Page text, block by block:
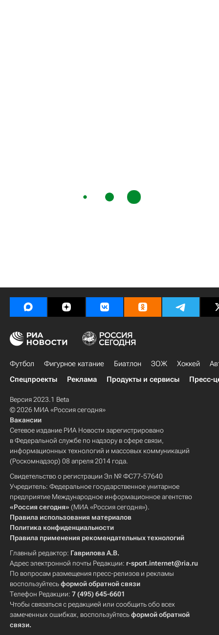
Футбол Фигурное катание Биатлон ЗОЖ Хоккей
Спецпроекты
Реклама Продукты и сервисы Пресс-
Версия 2023.1 Beta
© 2026 МИА «Россия сегодня»
Вакансии
Сетевое издание РИА Новости зарегистрировано
в Федеральной службе по надзору в сфере связи,
информационных технологий и массовых коммуникаций
(Роскомнадзор) 08 апреля 2014 года.
Свидетельство о регистрации Эл № ФС77-57640
Учредитель: Федеральное государственное унитарное
предприятие Международное информационное агентство
«Россия сегодня» (МИА «Россия сегодня»).
Правила использования материалов
Политика конфиденциальности
Правила применения рекомендательных технологий
Главный редактор: Гаврилова А.В.
Адрес электронной почты Редакции: r-sport.internet@ria.ru
По вопросам размещения пресс-релизов и рекламы
воспользуйтесьформой обратной связи
Телефон Редакции: 7 (495) 645-6601
Чтобы связаться с редакцией или сообщить обо всех
замеченных ошибках, воспользуйтесьформой обратной
связи.